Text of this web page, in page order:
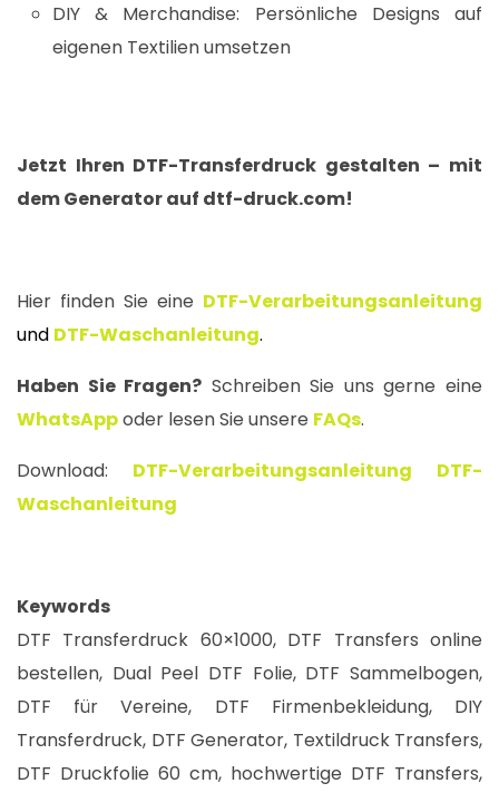
DIY & Merchandise: Persönliche Designs auf
eigenen Textilien umsetzen
Jetzt Ihren DTF-Transferdruck gestalten – mit
dem Generator auf dtf-druck.com!
Hier finden Sie eine DTF-Verarbeitungsanleitung
und DTF-Waschanleitung.
Haben Sie Fragen? Schreiben Sie uns gerne eine
WhatsAppoder lesen Sie unsere FAQs.
Download:
DTF-Verarbeitungsanleitung
DTF-
Waschanleitung
Keywords
DTF Transferdruck 60×1000, DTF Transfers online
bestellen, Dual Peel DTF Folie, DTF Sammelbogen,
DTF für Vereine, DTF Firmenbekleidung, DIY
Transferdruck, DTF Generator, Textildruck Transfers,
DTF Druckfolie 60 cm, hochwertige DTF Transfers,